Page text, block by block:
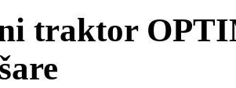
traktor